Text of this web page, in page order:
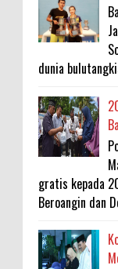
dunia
gratis kepada
Beroangin dan